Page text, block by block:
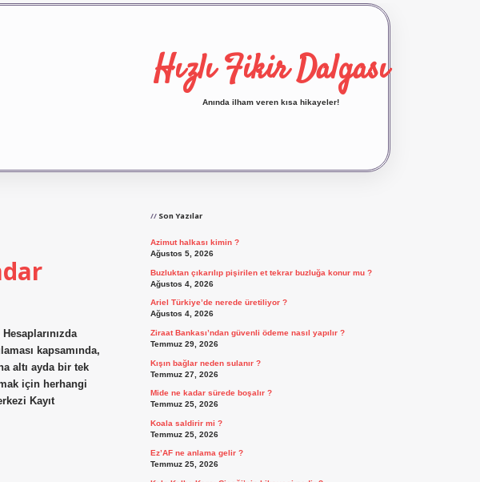
Hızlı Fikir Dalgası
Anında ilham veren kısa hikayeler!
kapsamında,
altı ayda bir tek
için herhangi
Kayıt
Son Yazılar
Azimut halkası kimin ?
Ağustos 5, 2026
Buzluktan çıkarılıp pişirilen et tekrar buzluğa konur mu ?
Ağustos 4, 2026
Ariel Türkiye’de nerede üretiliyor ?
Ağustos 4, 2026
Ziraat Bankası’ndan güvenli ödeme nasıl yapılır ?
Temmuz 29, 2026
Kışın bağlar neden sulanır ?
Temmuz 27, 2026
Mide ne kadar sürede boşalır ?
Temmuz 25, 2026
Koala saldirir mi ?
Temmuz 25, 2026
Ez’AF ne anlama gelir ?
Temmuz 25, 2026